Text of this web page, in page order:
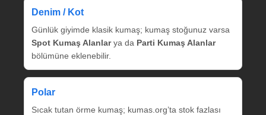
Denim / Kot
Günlük giyimde klasik kumaş; kumaş stoğunuz varsa
Spot Kumaş Alanlarya da Parti Kumaş Alanlar
bölümüne eklenebilir.
Polar
Sıcak tutan örme kumaş; kumas.org’ta stok fazlası